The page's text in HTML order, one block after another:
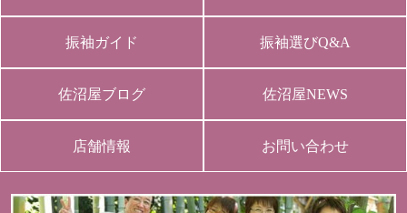
振袖ガイド 振袖選びQ&A
佐沼屋ブログ 佐沼屋NEWS
店舗情報 お問い合わせ